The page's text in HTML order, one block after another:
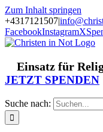
Zum Inhalt springen
+4317121507|
FacebookInstagramX
Einsatz für
JETZT SPENDEN
Suche nach: